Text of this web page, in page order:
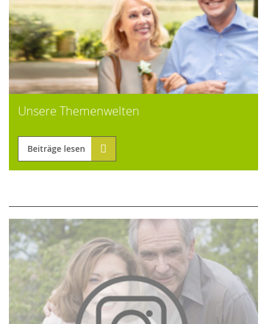
Unsere Themenwelten
Beiträge lesen